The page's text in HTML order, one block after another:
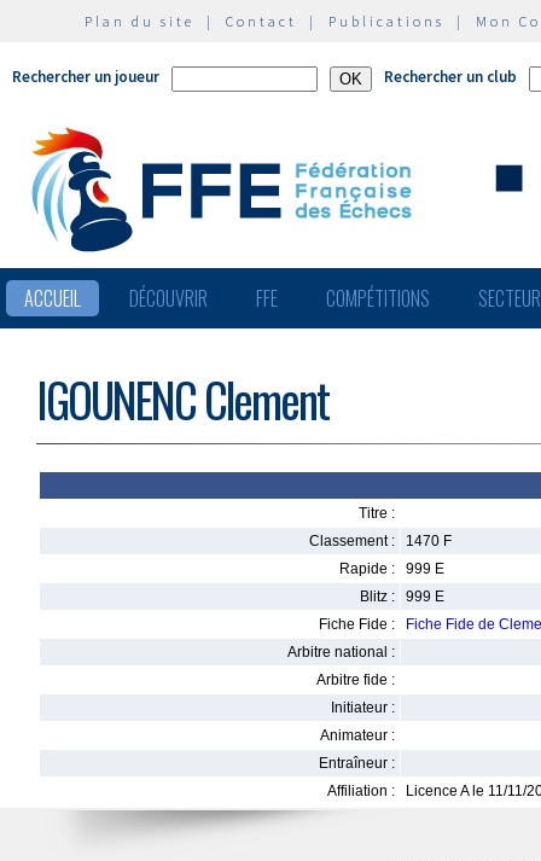
Plan du site | Contact | Publications | Mon
Rechercher un joueur Rechercher un club
ACCUEIL DÉCOUVRIR FFE COMPÉTITIONS
IGOUNENC Clement
Titre :
Classement :
1470 F
Rapide :
999 E
Blitz :
999 E
Fiche Fide :
Fiche Fide de
Arbitre national :
Arbitre fide :
Initiateur :
Animateur :
Entraîneur :
Affiliation :
Licence A le 11/11/